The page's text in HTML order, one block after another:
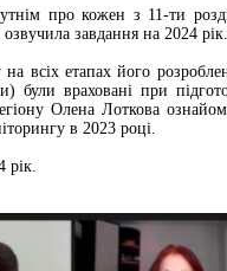
про кожен з 11-ти
завдання на 2024 рік.
всіх етапах його
були враховані при
Олена Лоткова
в 2023 році.
рік.